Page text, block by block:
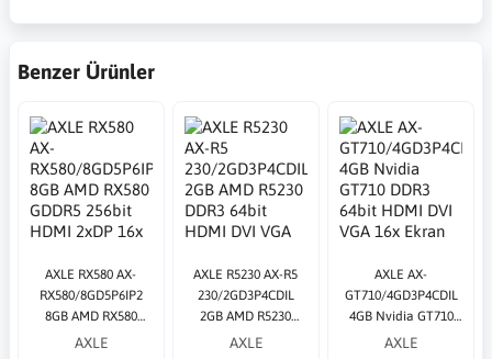
Benzer Ürünler
AXLE RX580 AX-
RX580/8GD5P6IP2
8GB AMD RX580
GDDR5 256bit HDMI
AXLE
AXLE R5230 AX-R5
230/2GD3P4CDIL
2GB AMD R5230
DDR3 64bit HDMI
AXLE
AXLE AX-
GT710/4GD3P4CDIL
4GB Nvidia GT710
DDR3 64bit HDMI
AXLE